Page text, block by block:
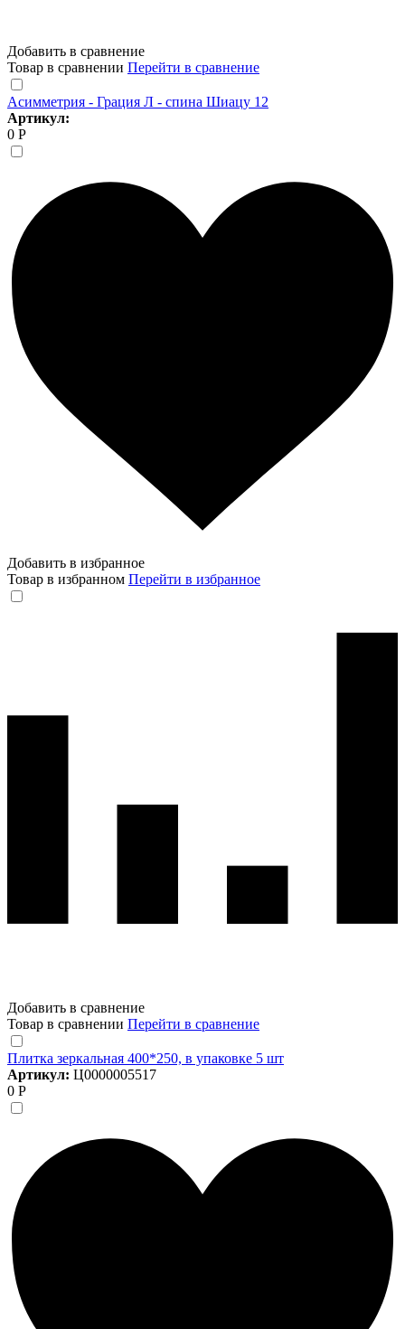
Добавить в сравнение
Товар в сравнении Перейти в сравнение
Асимметрия - Грация Л - спина Шиацу 12
Артикул:
0 Р
Добавить в избранное
Товар в избранном Перейти в избранное
Добавить в сравнение
Товар в сравнении Перейти в сравнение
Плитка зеркальная 400*250, в упаковке 5 шт
Артикул: Ц0000005517
0 Р